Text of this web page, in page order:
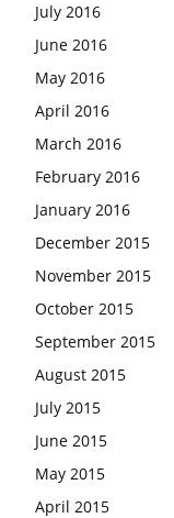
July 2016
June 2016
May 2016
April 2016
March 2016
February 2016
January 2016
December 2015
November 2015
October 2015
September 2015
August 2015
July 2015
June 2015
May 2015
April 2015